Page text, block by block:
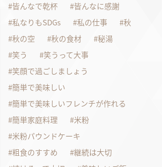
皆んなで乾杯
皆んなに感謝
私なりもSDGs
私の仕事
秋
秋の空
秋の食材
秘湯
笑う
笑うって大事
笑顔で過ごしましょう
簡単で美味しい
簡単で美味しいフレンチが作れる
簡単家庭料理
米粉
米粉パウンドケーキ
粗食のすすめ
継続は大切